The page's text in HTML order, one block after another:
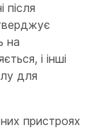
після
на
і інші
для
пристроях